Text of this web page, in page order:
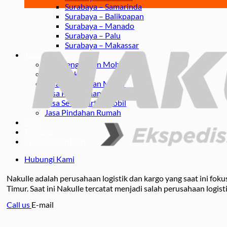
Surabaya – Samarinda
Surabaya – Balikpapan
Surabaya – Manado
Surabaya – Palu
Surabaya – Makassar
Jasa Pengiriman Mobil
Jasa Packing
Jasa Pengiriman Motor
Jasa Pengiriman Barang
Jasa Sewa Carter Mobil
Jasa Pindahan Rumah
Hubungi Kami
Nakulle adalah perusahaan logistik dan kargo yang saat ini
Timur. Saat ini Nakulle tercatat menjadi salah perusahaan
Call us E-mail